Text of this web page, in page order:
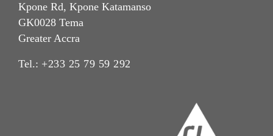
Kpone Rd, Kpone Katamanso
GK0028 Tema
Greater Accra
Tel.: +233 25 79 59 292